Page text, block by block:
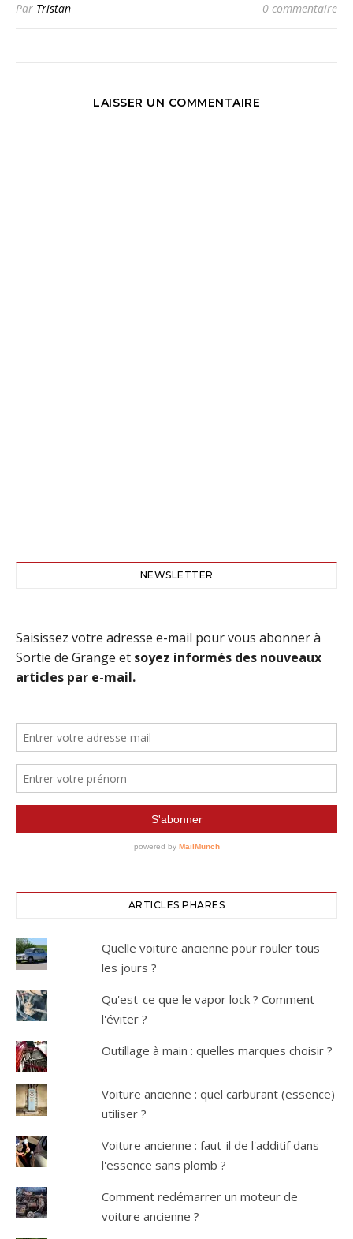
Par Tristan 0 commentaire
LAISSER UN COMMENTAIRE
NEWSLETTER
ARTICLES PHARES
Quelle voiture ancienne pour rouler tous
les jours ?
Qu'est-ce que le vapor lock ? Comment
l'éviter ?
Outillage à main : quelles marques choisir ?
Voiture ancienne : quel carburant (essence)
utiliser ?
Voiture ancienne : faut-il de l'additif dans
l'essence sans plomb ?
Comment redémarrer un moteur de
voiture ancienne ?